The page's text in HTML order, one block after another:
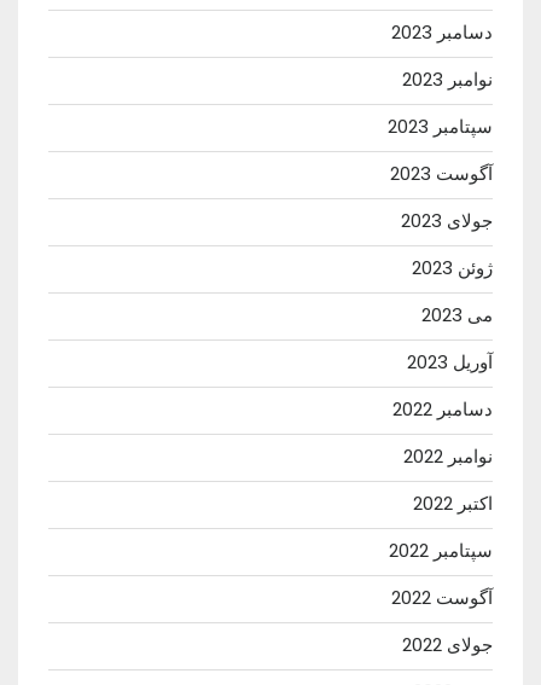
دسامبر 2023
نوامبر 2023
سپتامبر 2023
آگوست 2023
جولای 2023
ژوئن 2023
می 2023
آوریل 2023
دسامبر 2022
نوامبر 2022
اکتبر 2022
سپتامبر 2022
آگوست 2022
جولای 2022